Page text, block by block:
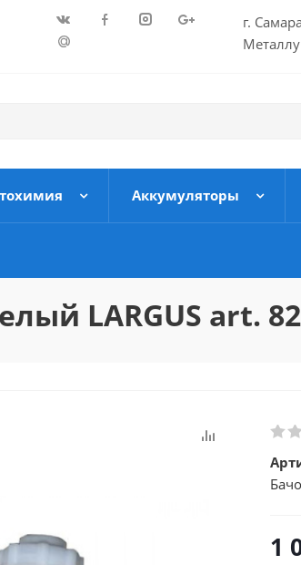
г.
Аккумуляторы
LARGUS art.
1